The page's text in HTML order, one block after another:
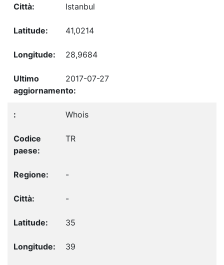
Istanbul
41,0214
28,9684
2017-07-27
Whois
TR
-
-
35
39